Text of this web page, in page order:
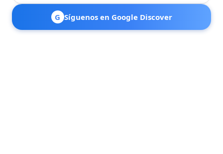
G Síguenos en Google Discover